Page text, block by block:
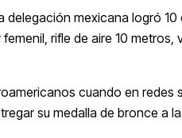
delegación mexicana logró 10
rifle de aire 10 metros,
cuando en redes
su medalla de bronce a